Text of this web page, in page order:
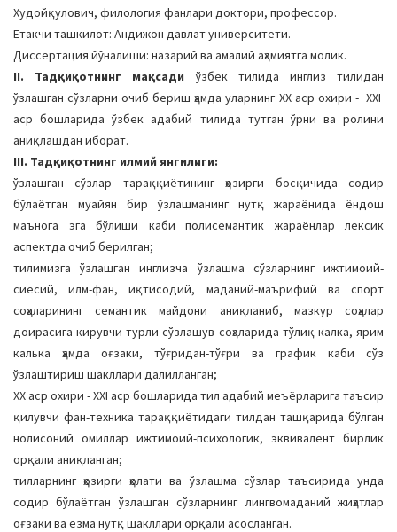
Худойқулович, филология фанлари доктори, профессор.
Етакчи ташкилот: Андижон давлат университети.
Диссертация йўналиши: назарий ва амалий аҳамиятга молик.
II. Тадқиқотнинг мақсади ўзбек тилида инглиз тилидан
ўзлашган сўзларни очиб бериш ҳамда уларнинг ХХ аср охири - ХХI
аср бошларида ўзбек адабий тилида тутган ўрни ва ролини
аниқлашдан иборат.
III. Тадқиқотнинг илмий янгилиги:
ўзлашган сўзлар тараққиётининг ҳозирги босқичида содир
бўлаётган муайян бир ўзлашманинг нутқ жараёнида ёндош
маънога эга бўлиши каби полисемантик жараёнлар лексик
аспектда очиб берилган;
тилимизга ўзлашган инглизча ўзлашма сўзларнинг ижтимоий-
сиёсий, илм-фан, иқтисодий, маданий-маърифий ва спорт
соҳаларининг семантик майдони аниқланиб, мазкур соҳалар
доирасига кирувчи турли сўзлашув соҳаларида тўлиқ калка, ярим
калька ҳамда оғзаки, тўғридан-тўғри ва график каби сўз
ўзлаштириш шакллари далилланган;
ХХ аср охири - ХХI аср бошларида тил адабий меъёрларига таъсир
қилувчи фан-техника тараққиётидаги тилдан ташқарида бўлган
нолисоний омиллар ижтимоий-психологик, эквивалент бирлик
орқали аниқланган;
тилларнинг ҳозирги ҳолати ва ўзлашма сўзлар таъсирида унда
содир бўлаётган ўзлашган сўзларнинг лингвомаданий жиҳатлар
оғзаки ва ёзма нутқ шакллари орқали асосланган.